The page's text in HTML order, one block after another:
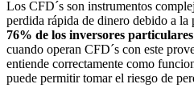
Los CFD´s son instrumentos
perdida rápida de dinero debido a la
76% de los inversores
cuando operan CFD´s con este
entiende correctamente como
puede permitir tomar el riesgo de